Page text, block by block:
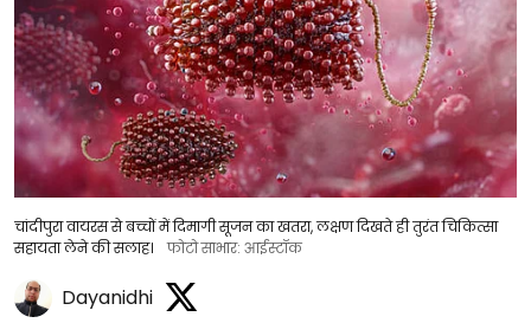
चांदीपुरा वायरस से बच्चों में दिमागी सूजन का खतरा, लक्षण दिखते ही तुरंत चिकित्सा
सहायता लेने की सलाह।
फोटो साभार: आईस्टॉक
Dayanidhi